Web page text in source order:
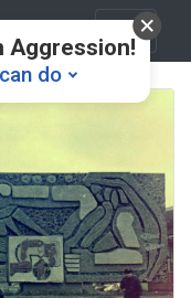
Aggression!
do